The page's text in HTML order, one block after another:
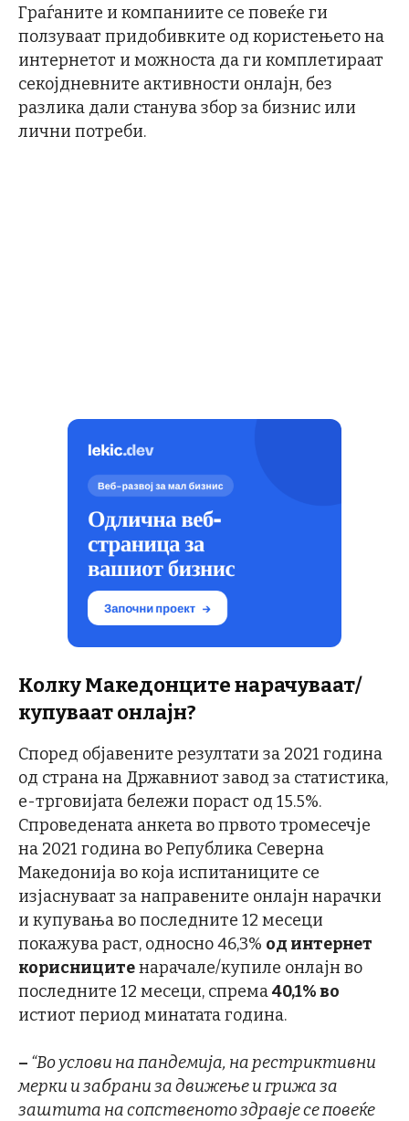
Граѓаните и компаниите се повеќе ги
ползуваат придобивките од користењето на
интернетот и можноста да ги комплетираат
секојдневните активности онлајн, без
разлика дали станува збор за бизнис или
лични потреби.
Колку Македонците нарачуваат/
купуваат онлајн?
Според објавените резултати за 2021 година
од страна на Државниот завод за статистика,
е-трговијата бележи пораст од 15.5%.
Спроведената анкета во првото тромесечје
на 2021 година во Република Северна
Македонија во која испитаниците се
изјаснуваат за направените онлајн нарачки
и купувања во последните 12 месеци
покажува раст, односно 46,3% од интернет
корисницитенарачале/купиле онлајн во
последните 12 месеци, спрема40,1% во
истиот период минатата година.
– “Во услови на пандемија, на рестриктивни
мерки и забрани за движење и грижа за
заштита на сопственото здравје се повеќе